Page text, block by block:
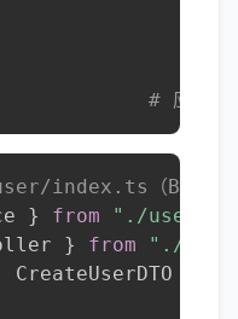
# 应用入
index.ts（
} from
"./
} from
"./
CreateUserDTO